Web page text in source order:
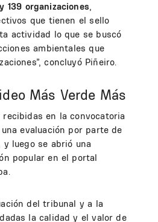
139 organizaciones,
que tienen el sello
actividad lo que se buscó
ambientales que
concluyó Piñeiro.
Más Verde Más
en la convocatoria
evaluación por parte de
y luego se abrió una
popular en el portal
del tribunal y a la
la calidad y el valor de